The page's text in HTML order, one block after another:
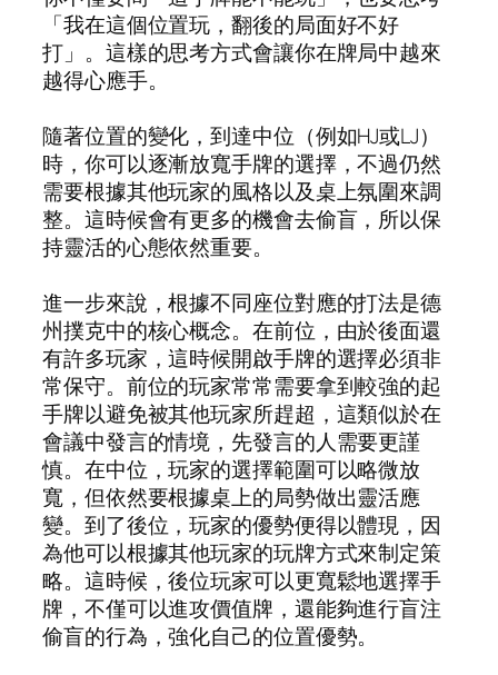
「我在這個位置玩，翻後的局面好不好
打」。這樣的思考方式會讓你在牌局中越來
越得心應手。
隨著位置的變化，到達中位（例如HJ或LJ）
時，你可以逐漸放寬手牌的選擇，不過仍然
需要根據其他玩家的風格以及桌上氛圍來調
整。這時候會有更多的機會去偷盲，所以保
持靈活的心態依然重要。
進一步來說，根據不同座位對應的打法是德
州撲克中的核心概念。在前位，由於後面還
有許多玩家，這時候開啟手牌的選擇必須非
常保守。前位的玩家常常需要拿到較強的起
手牌以避免被其他玩家所趕超，這類似於在
會議中發言的情境，先發言的人需要更謹
慎。在中位，玩家的選擇範圍可以略微放
寬，但依然要根據桌上的局勢做出靈活應
變。到了後位，玩家的優勢便得以體現，因
為他可以根據其他玩家的玩牌方式來制定策
略。這時候，後位玩家可以更寬鬆地選擇手
牌，不僅可以進攻價值牌，還能夠進行盲注
偷盲的行為，強化自己的位置優勢。